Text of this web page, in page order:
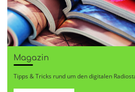
Magazin
Tipps & Tricks rund um den digitalen